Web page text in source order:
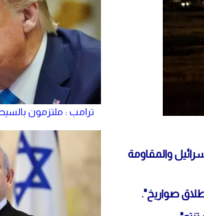
والمقاومة
صواريخ".
ترامب : ملتزمون